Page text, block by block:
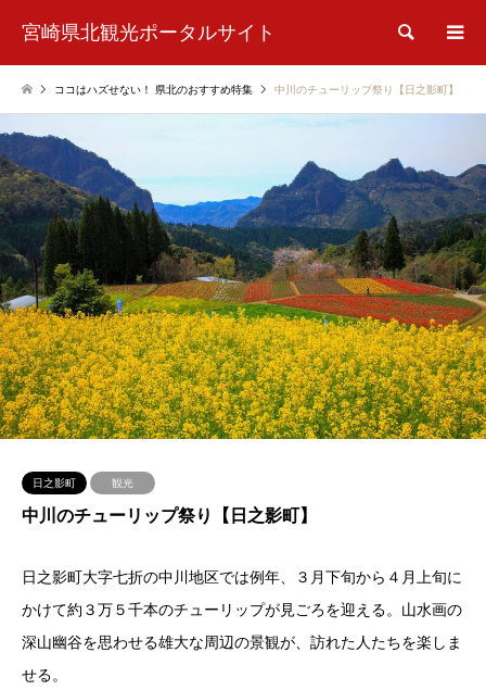
宮崎県北観光ポータルサイト 検索
ココはハズせない！ 県北のおすすめ特集 中川のチューリップ祭り【日之影町】
日之影町 観光
中川のチューリップ祭り【日之影町】
日之影町大字七折の中川地区では例年、３月下旬から４月上旬に
かけて約３万５千本のチューリップが見ごろを迎える。山水画の
深山幽谷を思わせる雄大な周辺の景観が、訪れた人たちを楽しま
せる。